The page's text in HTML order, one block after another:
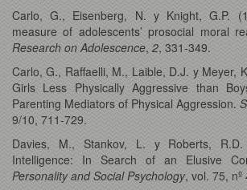
Carlo, G., Eisenberg, N. y Knight, G.P.
measure of adolescents’ prosocial moral
Research on Adolescence, 2, 331-349.
Carlo, G., Raffaelli, M., Laible, D.J. y Meyer,
Girls Less Physically Aggressive than
Parenting Mediators of Physical Aggression.
9/10, 711-729.
Davies, M., Stankov, L. y Roberts, R.D.
Intelligence: In Search of an Elusive
Personality and Social Psychology, vol. 75, nº